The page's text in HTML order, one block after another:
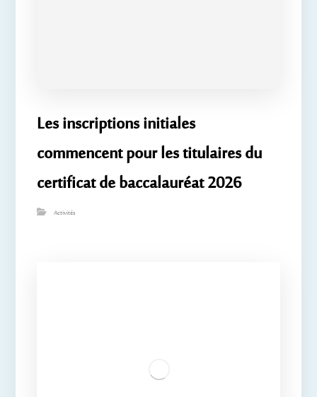
Les inscriptions initiales
commencent pour les titulaires du
certificat de baccalauréat 2026
Activités